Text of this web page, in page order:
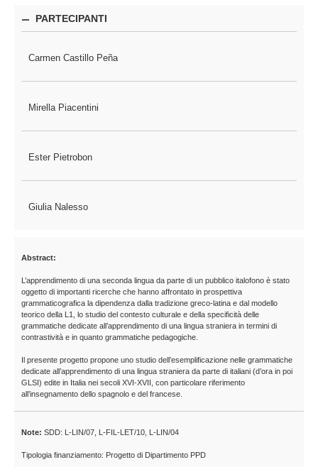
PARTECIPANTI
Carmen Castillo Peña
Mirella Piacentini
Ester Pietrobon
Giulia Nalesso
Abstract:
L’apprendimento di una seconda lingua da parte di un pubblico italofono è stato
oggetto di importanti ricerche che hanno affrontato in prospettiva
grammaticografica la dipendenza dalla tradizione greco-latina e dal modello
teorico della L1, lo studio del contesto culturale e della specificità delle
grammatiche dedicate all’apprendimento di una lingua straniera in termini di
contrastività e in quanto grammatiche pedagogiche.
Il presente progetto propone uno studio dell’esemplificazione nelle grammatiche
dedicate all’apprendimento di una lingua straniera da parte di italiani (d’ora in poi
GLSI) edite in Italia nei secoli XVI-XVII, con particolare riferimento
all’insegnamento dello spagnolo e del francese.
Note: SDD: L-LIN/07, L-FIL-LET/10, L-LIN/04
Tipologia finanziamento: Progetto di Dipartimento PPD